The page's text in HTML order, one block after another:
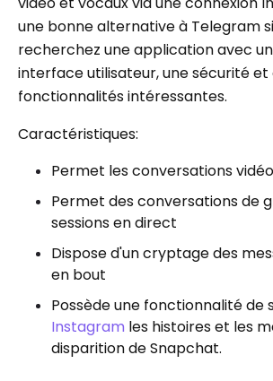
une bonne alternative à Telegram
recherchez une application avec
interface utilisateur, une sécurité et
fonctionnalités intéressantes.
Caractéristiques:
Permet les conversations
Permet des conversations de
sessions en direct
Dispose d'un cryptage des
en bout
Possède une fonctionnalité de
Instagram les histoires et les
disparition de Snapchat.